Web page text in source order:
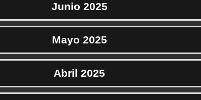
Junio 2025
Mayo 2025
Abril 2025